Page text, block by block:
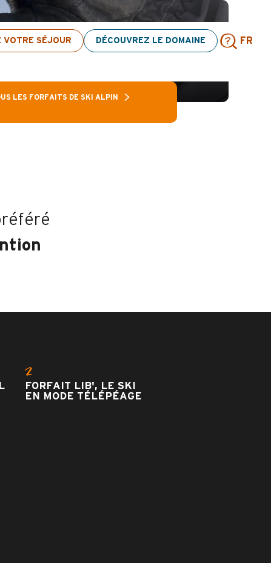
VOTRE SÉJOUR DÉCOUVREZ LE DOMAINE FR
d’activités ! > cliquez ici
LIB
LES FORFAITS DE SKI ALPIN
2
FORFAIT LIB', LE SKI
EN MODE TÉLÉPÉAGE